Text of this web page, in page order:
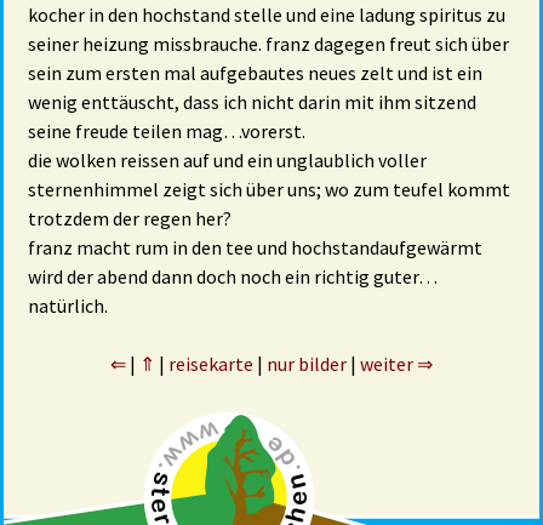
kocher in den hochstand stelle und eine ladung spiritus zu
seiner heizung missbrauche. franz dagegen freut sich über
sein zum ersten mal aufgebautes neues zelt und ist ein
wenig enttäuscht, dass ich nicht darin mit ihm sitzend
seine freude teilen mag…vorerst.
die wolken reissen auf und ein unglaublich voller
sternenhimmel zeigt sich über uns; wo zum teufel kommt
trotzdem der regen her?
franz macht rum in den tee und hochstandaufgewärmt
wird der abend dann doch noch ein richtig guter…
natürlich.
⇐ | ⇑ | reisekarte | nur bilder | weiter ⇒